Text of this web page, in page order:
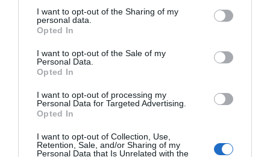
I want to opt-out of the Sharing of my
personal data.
Opted In
I want to opt-out of the Sale of my
Personal Data.
Opted In
I want to opt-out of processing my
Personal Data for Targeted Advertising.
Opted In
I want to opt-out of Collection, Use,
Retention, Sale, and/or Sharing of my
Personal Data that Is Unrelated with the
elektromos kerékpár nem vihető fel.
Sástó
Az Oxygen Adrenalin Parkban a Mátra Libegő
23:30-ig tartanak nyitva, az utolsó felszállás
is ekkor lehetséges.
Elővételes jegyvásárlás nincs, a belépők a